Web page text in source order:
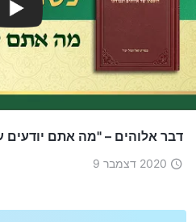
דבר אלוהים – "מה אתם יודעים
2020 דצמבר 9